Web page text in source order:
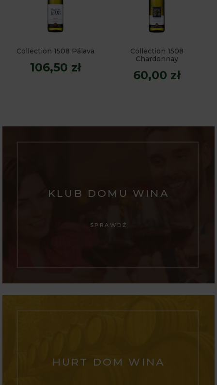
Collection 1508 Pálava
106,50 zł
Collection 1508
Chardonnay
60,00 zł
KLUB DOMU WINA
SPRAWDŹ
HURT DOM WINA